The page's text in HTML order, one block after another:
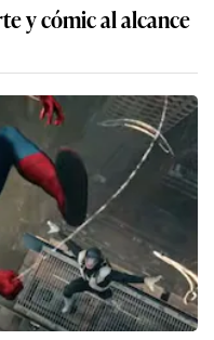
y cómic al alcance